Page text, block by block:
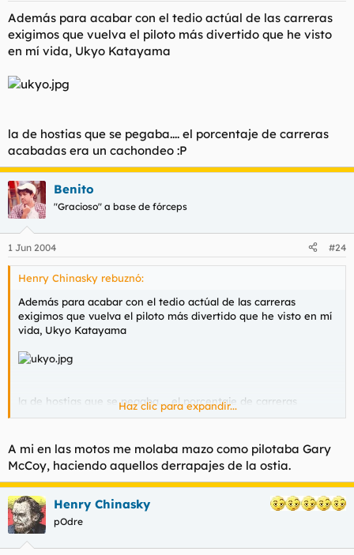
Además para acabar con el tedio actúal de las carreras
exigimos que vuelva el piloto más divertido que he visto
en mí vida, Ukyo Katayama
la de hostias que se pegaba.... el porcentaje de carreras
acabadas era un cachondeo :P
Benito
"Gracioso" a base de fórceps
1 Jun 2004 #24
Henry Chinasky rebuznó:
Además para acabar con el tedio actúal de las carreras
exigimos que vuelva el piloto más divertido que he visto en mí
vida, Ukyo Katayama
la de hostias que se pegaba.... el porcentaje de carreras
acabadas era un cachondeo :P
Haz clic para expandir...
A mi en las motos me molaba mazo como pilotaba Gary
McCoy, haciendo aquellos derrapajes de la ostia.
Henry Chinasky
pOdre